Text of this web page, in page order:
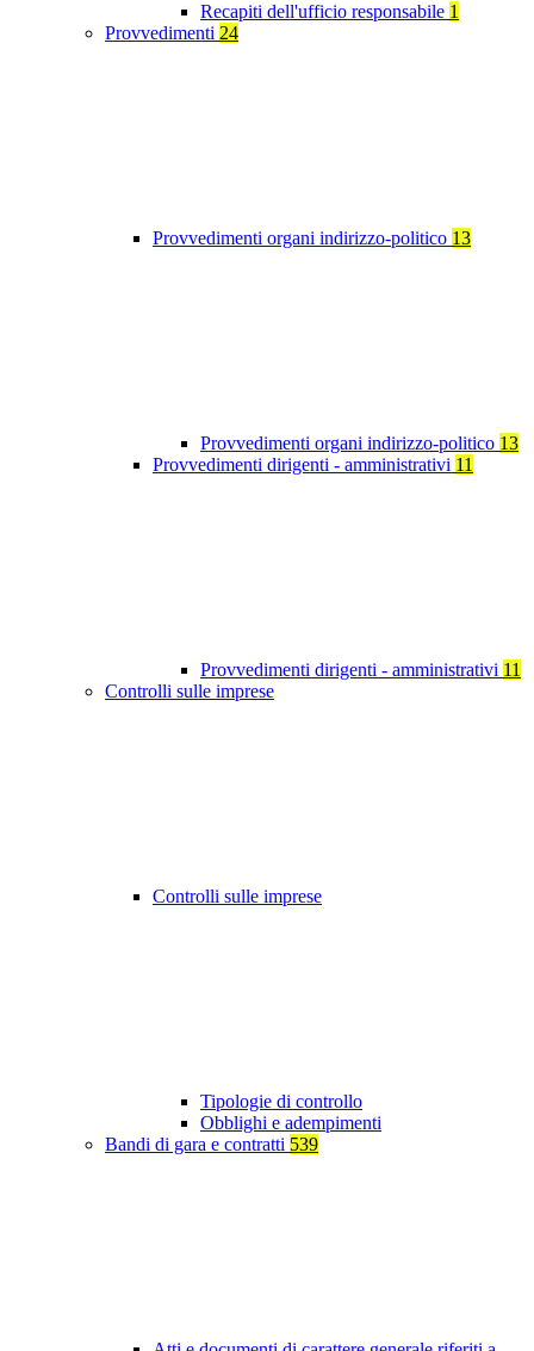
Recapiti dell'ufficio responsabile 1
Provvedimenti 24
Provvedimenti organi indirizzo-politico 13
Provvedimenti organi indirizzo-politico 13
Provvedimenti dirigenti - amministrativi 11
Provvedimenti dirigenti - amministrativi 11
Controlli sulle imprese
Controlli sulle imprese
Tipologie di controllo
Obblighi e adempimenti
Bandi di gara e contratti 539